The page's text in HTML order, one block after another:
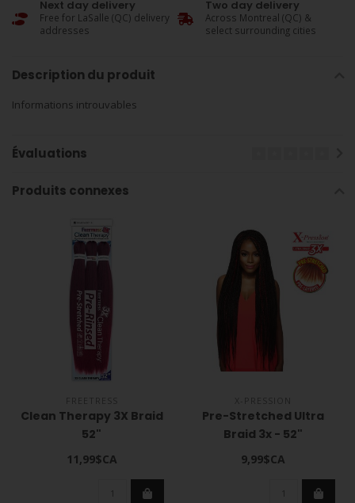
Next day delivery
Free for LaSalle (QC) delivery
addresses
Two day delivery
Across Montreal (QC) &
select surrounding cities
Description du produit
Informations introuvables
Évaluations
Produits connexes
FREETRESS
Clean Therapy 3X Braid
52"
11,99$CA
Pre-Stretched Ultra
Braid 3x - 52"
9,99$CA